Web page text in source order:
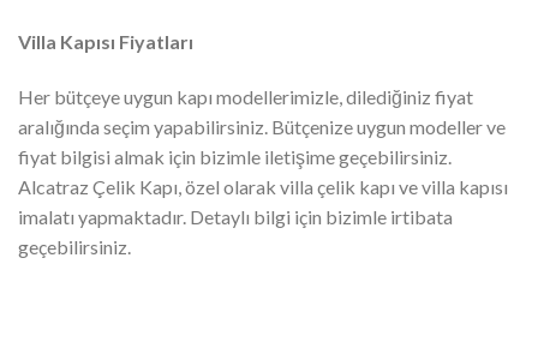
Villa Kapısı Fiyatları
Her bütçeye uygun kapı modellerimizle, dilediğiniz fiyat
aralığında seçim yapabilirsiniz. Bütçenize uygun modeller ve
fiyat bilgisi almak için bizimle iletişime geçebilirsiniz.
Alcatraz Çelik Kapı, özel olarak villa çelik kapı ve villa kapısı
imalatı yapmaktadır. Detaylı bilgi için bizimle irtibata
geçebilirsiniz.